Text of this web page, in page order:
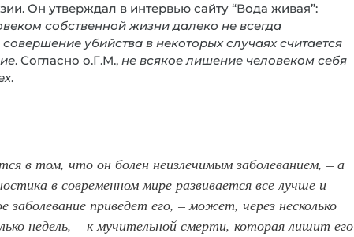
Он утверждал в интервью сайту “Вода живая”:
собственной жизни далеко не всегда
убийства в некоторых случаях считается
. Согласно о.Г.М., не всякое лишение человеком себя
.
в том, что он болен неизлечимым заболеванием, – а
в современном мире развивается все лучше и
приведет его, – может, через несколько
недель, – к мучительной смерти, которая лишит его